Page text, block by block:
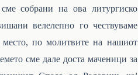
собрани на ова литургиско
велелепно го чествуваме
место, по молитвите на нашиот
сме дале доста маченици за